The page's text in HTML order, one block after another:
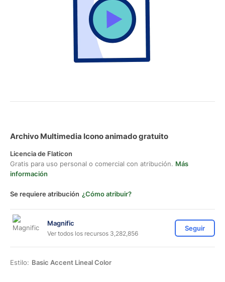
Archivo Multimedia Icono animado gratuito
Licencia de Flaticon
Gratis para uso personal o comercial con atribución. Más
información
Se requiere atribución ¿Cómo atribuir?
Magnific
Ver todos los recursos 3,282,856
Seguir
Estilo: Basic Accent Lineal Color